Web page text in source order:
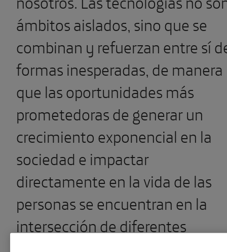
ámbitos aislados, sino que se
combinan y refuerzan entre sí
formas inesperadas, de manera
que las oportunidades más
prometedoras de generar un
crecimiento exponencial en la
sociedad e impactar
directamente en la vida de las
personas se encuentran en la
intersección de diferentes